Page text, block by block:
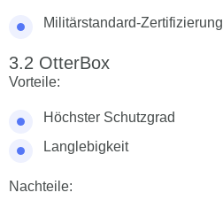
Militärstandard-Zertifizierung
OtterBox
Vorteile:
Höchster Schutzgrad
Langlebigkeit
Nachteile: